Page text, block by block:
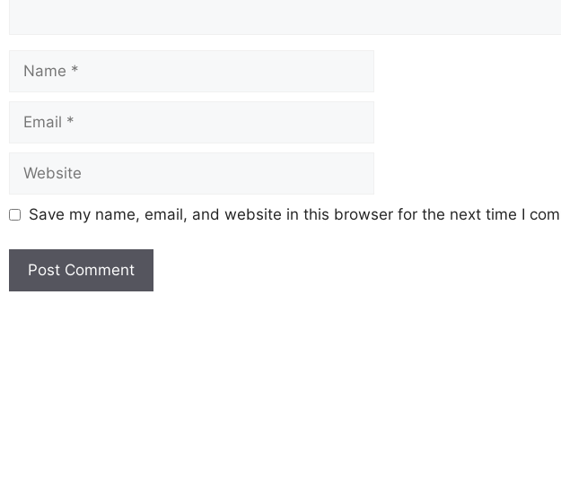
Save my name, email, and website in this browser for the next time I